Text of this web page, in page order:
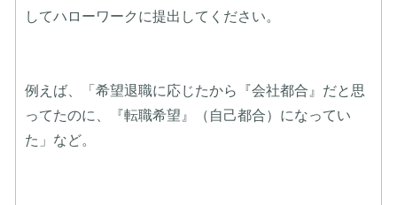
してハローワークに提出してください。
例えば、「希望退職に応じたから『会社都合』だと思
ってたのに、『転職希望』（自己都合）になってい
た」など。